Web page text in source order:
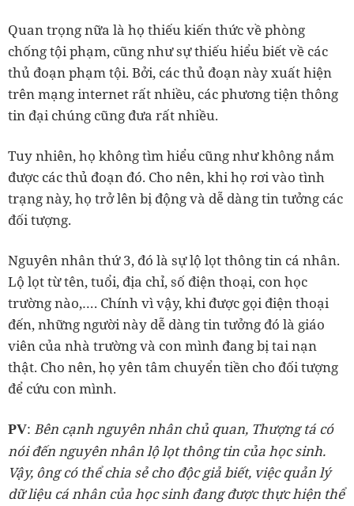
Quan trọng nữa là họ thiếu kiến thức về phòng
chống tội phạm, cũng như sự thiếu hiểu biết về các
thủ đoạn phạm tội. Bởi, các thủ đoạn này xuất hiện
trên mạng internet rất nhiều, các phương tiện thông
tin đại chúng cũng đưa rất nhiều.
Tuy nhiên, họ không tìm hiểu cũng như không nắm
được các thủ đoạn đó. Cho nên, khi họ rơi vào tình
trạng này, họ trở lên bị động và dễ dàng tin tưởng các
đối tượng.
Nguyên nhân thứ 3, đó là sự lộ lọt thông tin cá nhân.
Lộ lọt từ tên, tuổi, địa chỉ, số điện thoại, con học
trường nào,…. Chính vì vậy, khi được gọi điện thoại
đến, những người này dễ dàng tin tưởng đó là giáo
viên của nhà trường và con mình đang bị tai nạn
thật. Cho nên, họ yên tâm chuyển tiền cho đối tượng
để cứu con mình.
PV: Bên cạnh nguyên nhân chủ quan, Thượng tá có
nói đến nguyên nhân lộ lọt thông tin của học sinh.
Vậy, ông có thể chia sẻ cho độc giả biết, việc quản lý
dữ liệu cá nhân của học sinh đang được thực hiện thể